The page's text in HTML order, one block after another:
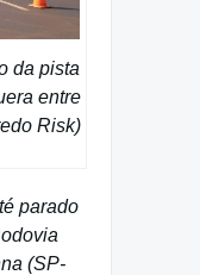
da pista
entre
Risk)
parado
(SP-